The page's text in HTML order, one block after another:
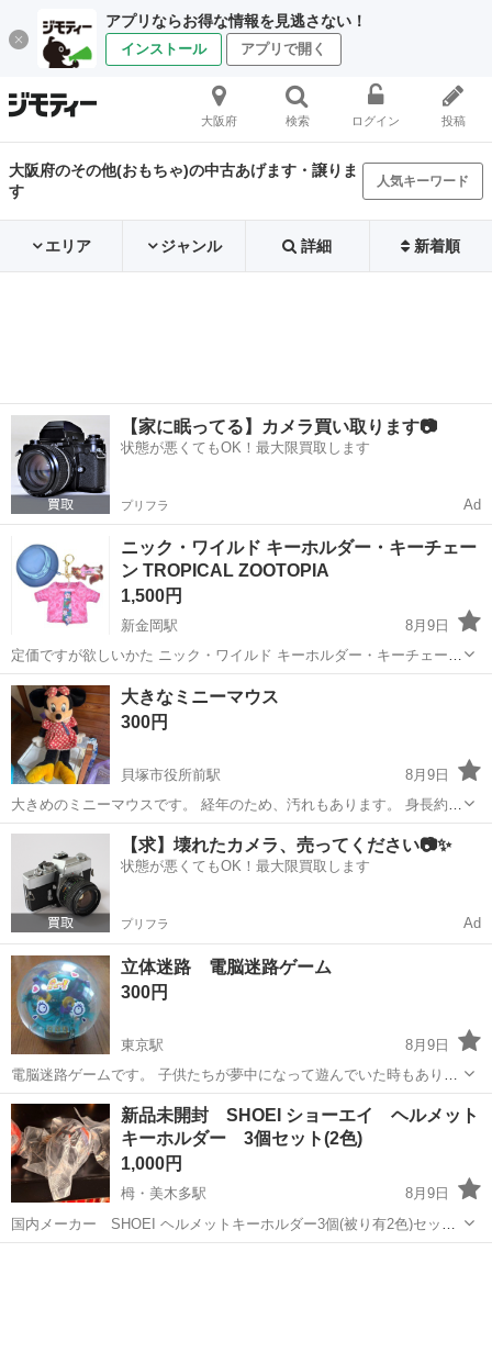
アプリならお得な情報を見逃さない！
インストール アプリで開く
大阪府 検索 ログイン 投稿
大阪府のその他(おもちゃ)の中古あげます・譲りま
す
人気キーワード
エリア ジャンル 詳細 新着順
【家に眠ってる】カメラ買い取ります📷
状態が悪くてもOK！最大限買取します
プリフラ Ad
ニック・ワイルド キーホルダー・キーチェー
ン TROPICAL ZOOTOPIA
1,500円
新金岡駅
8月9日
定価ですが欲しいかた ニック・ワイルド キーホルダー・キーチェーン
TROPICAL ZOOTOPIA
大阪 堺市 新金岡駅 その他
大きなミニーマウス
300円
貝塚市役所前駅
8月9日
大きめのミニーマウスです。 経年のため、汚れもあります。 身長約７
０センチ
大阪 貝塚市 貝塚市役所前駅 その他
【求】壊れたカメラ、売ってください📷✨
状態が悪くてもOK！最大限買取します
プリフラ Ad
立体迷路 電脳迷路ゲーム
300円
東京駅
8月9日
電脳迷路ゲームです。 子供たちが夢中になって遊んでいた時もありま
す。 暑い日がまだまだ続きますのでこの機会のお家遊びにぜひいかが
ですか？ 自宅まで、引き取りにきてくれる方を優先させていただきま
すが発送の際は送料込みの...
大阪 守口市 東京駅
新品未開封 SHOEI ショーエイ ヘルメット
キーホルダー 3個セット(2色)
1,000円
栂・美木多駅
8月9日
国内メーカー SHOEI ヘルメットキーホルダー3個(被り有2色)セット
です。 バイザー部分は開閉するようで細かく作られています。 バラ売